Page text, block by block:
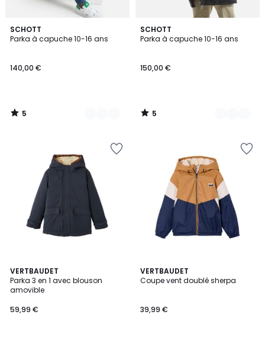
SCHOTT
Parka à capuche 10-16 ans
140,00 €
5
/
2
Couleurs
5
/
SCHOTT
Parka à capuche 10-16 ans
150,00 €
5
/
2
Couleurs
5
/
VERTBAUDET
Parka 3 en 1 avec blouson
amovible
59,99 €
2,5
/ 5
3
Couleurs
VERTBAUDET
Coupe vent doublé sherpa
39,99 €